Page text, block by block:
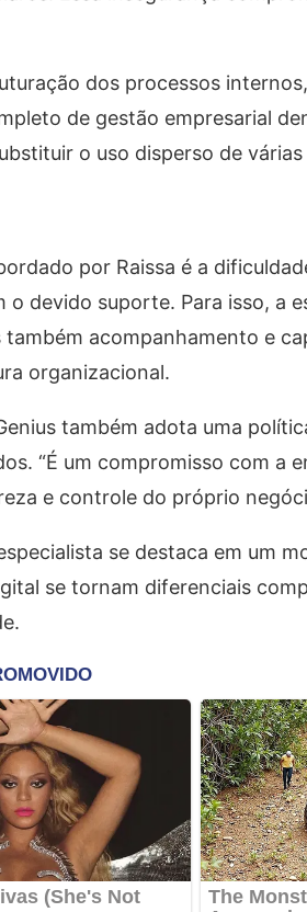
dos processos
de gestão empresarial
o uso disperso de
por Raissa é a
o devido suporte. Para isso, a
também acompanhamento e
organizacional.
também adota uma
“É um compromisso com a
e controle do próprio
se destaca em um
se tornam diferenciais